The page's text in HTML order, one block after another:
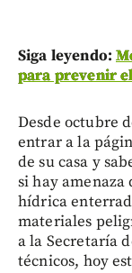
Siga leyendo:
para prevenir
Desde octubre
entrar a la
de su casa y
si hay
hídrica
materiales
a la Secretaría
técnicos, hoy